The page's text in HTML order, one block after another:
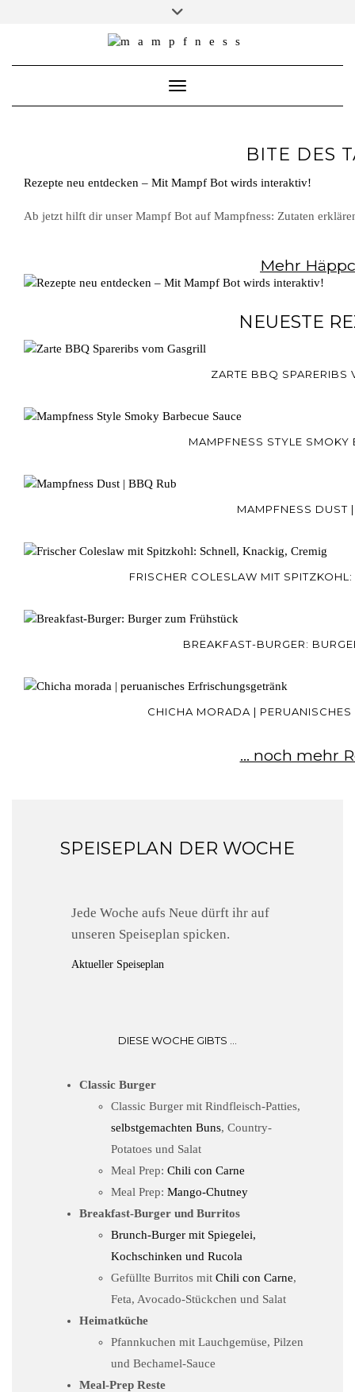
ÜBER MAMPFNESS
DATENSCHUTZToggle Navigation
BITE DES
Rezepte neu entdecken – Mit Mampf Bot wirds interaktiv!
Ab jetzt hilft dir unser Mampf Bot auf Mampfness: Zutaten
Mehr
NEUESTE
ZARTE BBQ SPARERIBS
MAMPFNESS STYLE SMOKY
MAMPFNESS DUST
FRISCHER COLESLAW MIT
BREAKFAST-BURGER:
CHICHA MORADA | PERUANISCHES
... noch mehr
SPEISEPLAN DER WOCHE
Jede Woche aufs Neue dürft ihr auf
unseren Speiseplan spicken.
Aktueller Speiseplan
DIESE WOCHE GIBTS ...
Classic Burger
Classic Burger mit Rindfleisch-Patties,
selbstgemachten Buns, Country-
Potatoes und Salat
Meal Prep: Chili con Carne
Meal Prep: Mango-Chutney
Breakfast-Burger und Burritos
Brunch-Burger mit Spiegelei,
Kochschinken und Rucola
Gefüllte Burritos mit Chili con Carne,
Feta, Avocado-Stückchen und Salat
Heimatküche
Pfannkuchen mit Lauchgemüse, Pilzen
und Bechamel-Sauce
Meal-Prep Reste